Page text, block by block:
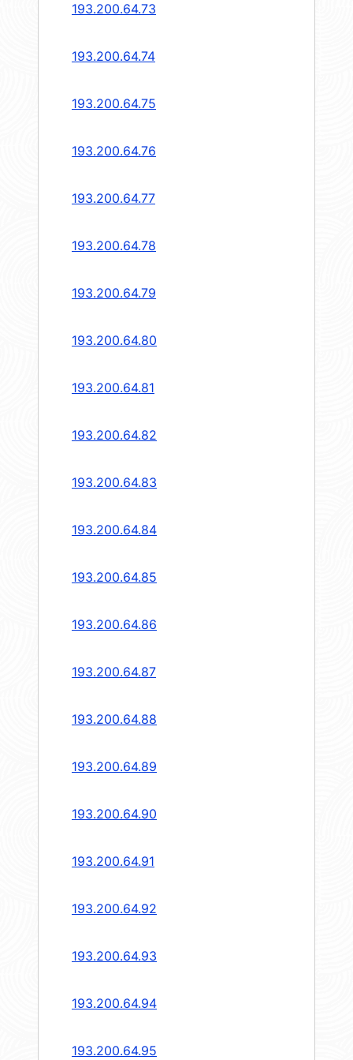
193.200.64.73
193.200.64.74
193.200.64.75
193.200.64.76
193.200.64.77
193.200.64.78
193.200.64.79
193.200.64.80
193.200.64.81
193.200.64.82
193.200.64.83
193.200.64.84
193.200.64.85
193.200.64.86
193.200.64.87
193.200.64.88
193.200.64.89
193.200.64.90
193.200.64.91
193.200.64.92
193.200.64.93
193.200.64.94
193.200.64.95